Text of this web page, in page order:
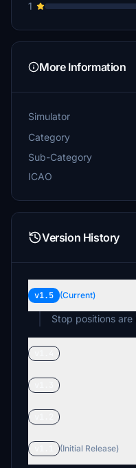
1
More Information
Simulator
Category
Sub-Category
ICAO
Version History
v1.5 (Current)
Stop positions
(Initial Release)